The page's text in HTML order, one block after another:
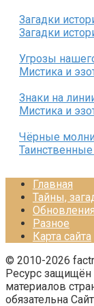
Загадки
Загадки
Угрозы
Мистика и
Знаки на
Мистика и
Чёрные
Главная
Тайны,
Обновления
Разное
Карта сайта
© 2010-2026
Ресурс защищён
материалов
обязательна